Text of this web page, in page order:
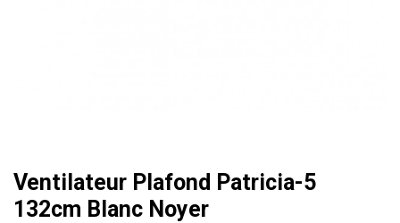
Ventilateur Plafond Patricia-5
132cm Blanc Noyer